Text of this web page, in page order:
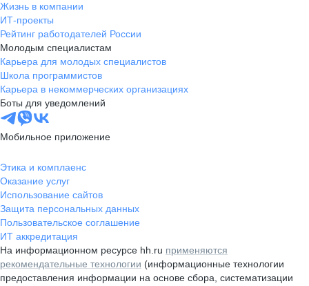
Жизнь в компании
ИТ-проекты
Рейтинг работодателей России
Молодым специалистам
Карьера для молодых специалистов
Школа программистов
Карьера в некоммерческих организациях
Боты для уведомлений
Мобильное приложение
Этика и комплаенс
Оказание услуг
Использование сайтов
Защита персональных данных
Пользовательское соглашение
ИТ аккредитация
На информационном ресурсе hh.ru применяются
рекомендательные технологии (информационные технологии
предоставления информации на основе сбора, систематизации